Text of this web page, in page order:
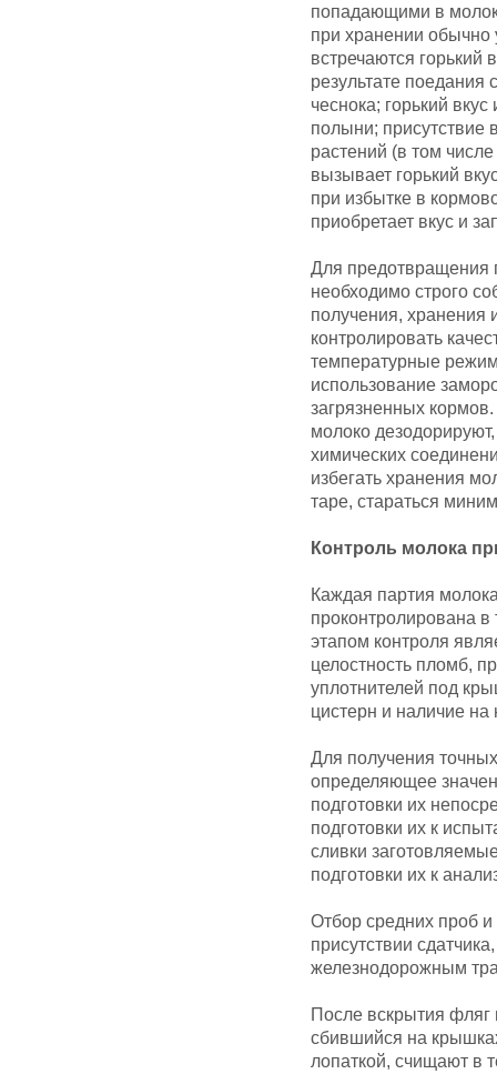
попадающими в
при хранении обычно
встречаются горький
результате поедания
чеснока; горький
полыни; присутствие
растений (в том
вызывает горький
при избытке в
приобретает вкус и
Для предотвращения
необходимо строго
получения, хранения
контролировать
температурные
использование
загрязненных
молоко
химических
избегать хранения
таре, стараться
Контроль молока
Каждая партия
проконтролирована
этапом контроля
целостность пломб,
уплотнителей под
цистерн и наличие на
Для получения
определяющее
подготовки их
подготовки их к
сливки
подготовки их к
Отбор средних проб
присутствии
железнодорожным
После вскрытия фляг
сбившийся на
лопаткой, счищают в